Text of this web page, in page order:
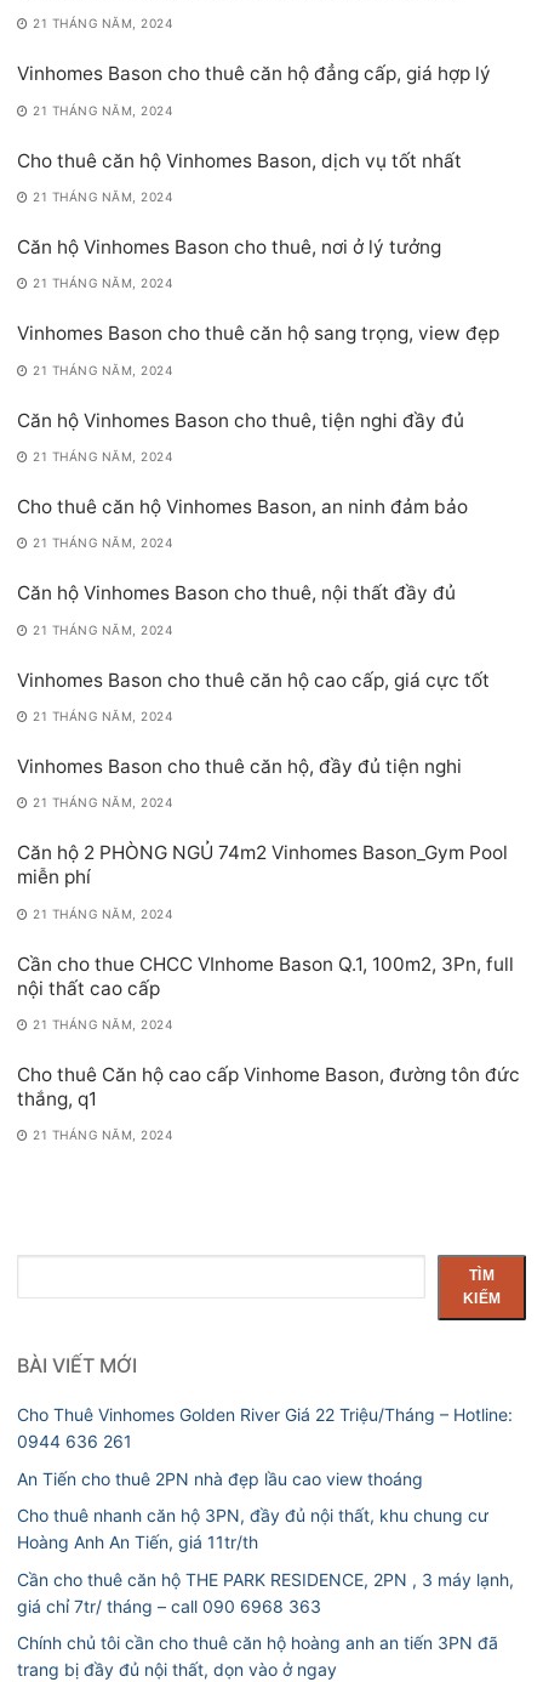
21 THÁNG NĂM, 2024
Vinhomes Bason cho thuê căn hộ đẳng cấp, giá hợp lý
21 THÁNG NĂM, 2024
Cho thuê căn hộ Vinhomes Bason, dịch vụ tốt nhất
21 THÁNG NĂM, 2024
Căn hộ Vinhomes Bason cho thuê, nơi ở lý tưởng
21 THÁNG NĂM, 2024
Vinhomes Bason cho thuê căn hộ sang trọng, view đẹp
21 THÁNG NĂM, 2024
Căn hộ Vinhomes Bason cho thuê, tiện nghi đầy đủ
21 THÁNG NĂM, 2024
Cho thuê căn hộ Vinhomes Bason, an ninh đảm bảo
21 THÁNG NĂM, 2024
Căn hộ Vinhomes Bason cho thuê, nội thất đầy đủ
21 THÁNG NĂM, 2024
Vinhomes Bason cho thuê căn hộ cao cấp, giá cực tốt
21 THÁNG NĂM, 2024
Vinhomes Bason cho thuê căn hộ, đầy đủ tiện nghi
21 THÁNG NĂM, 2024
Căn hộ 2 PHÒNG NGỦ 74m2 Vinhomes Bason_Gym Pool
miễn phí
21 THÁNG NĂM, 2024
Cần cho thue CHCC VInhome Bason Q.1, 100m2, 3Pn, full
nội thất cao cấp
21 THÁNG NĂM, 2024
Cho thuê Căn hộ cao cấp Vinhome Bason, đường tôn đức
thắng, q1
21 THÁNG NĂM, 2024
kiếm
TÌM
KIẾM
BÀI VIẾT MỚI
Cho Thuê Vinhomes Golden River Giá 22 Triệu/Tháng – Hotline:
0944 636 261
An Tiến cho thuê 2PN nhà đẹp lầu cao view thoáng
Cho thuê nhanh căn hộ 3PN, đầy đủ nội thất, khu chung cư
Hoàng Anh An Tiến, giá 11tr/th
Cần cho thuê căn hộ THE PARK RESIDENCE, 2PN , 3 máy lạnh,
giá chỉ 7tr/ tháng – call 090 6968 363
Chính chủ tôi cần cho thuê căn hộ hoàng anh an tiến 3PN đã
trang bị đầy đủ nội thất, dọn vào ở ngay